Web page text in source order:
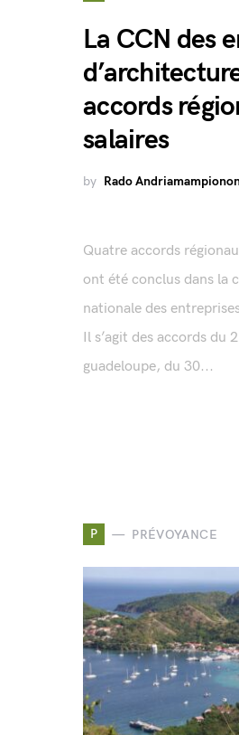
La CCN des
accords
salaires
by Rado
Quatre accords
ont été conclus dans la
nationale des
Il s’agit des accords du
guadeloupe, du 30...
P PRÉVOYANCE